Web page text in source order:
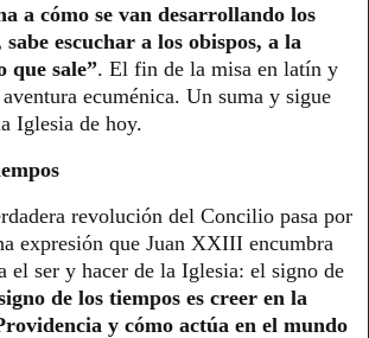
a cómo se van desarrollando los
escuchar a los obispos, a la
que sale”. El fin de la misa en latín y
ecuménica. Un suma y sigue
Iglesia de hoy.
revolución del Concilio pasa por
expresión que Juan XXIII encumbra
el ser y hacer de la Iglesia: el signo de
de los tiempos es creer en la
y cómo actúa en el mundo